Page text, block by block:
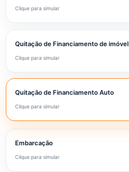
Clique para simular
Quitação de Financiamento de imóvel
Clique para simular
Quitação de Financiamento Auto
Clique para simular
Embarcação
Clique para simular